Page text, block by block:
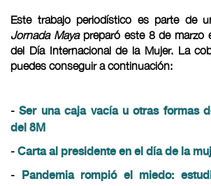
Este trabajo periodístico es parte de
Jornada Mayapreparó este 8 de marzo
del Día Internacional de la Mujer. La
puedes conseguir a continuación:
-Ser una caja vacía u otras formas
del 8M
- Carta al presidente en el día de la
-
Pandemia rompió el miedo: